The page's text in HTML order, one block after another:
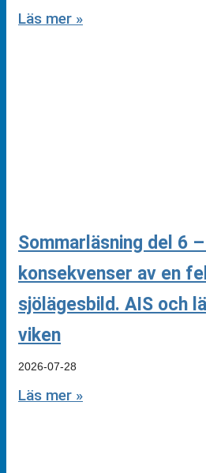
Läs mer »
Sommarläsning del 6
konsekvenser av en
sjölägesbild. AIS och
viken
2026-07-28
Läs mer »